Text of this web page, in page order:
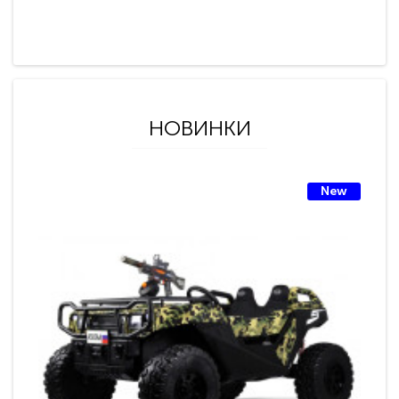
НОВИНКИ
New